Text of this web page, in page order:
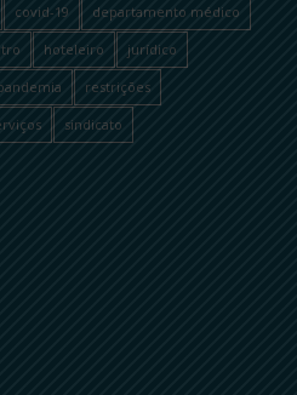
covid-19 departamento médico
hoteleiro jurídico
restrições
sindicato